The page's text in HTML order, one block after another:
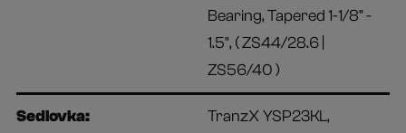
Bearing, Tapered 1-1/8" -
1.5", ( ZS44/28.6 |
ZS56/40 )
Sedlovka:
TranzX YSP23KL,